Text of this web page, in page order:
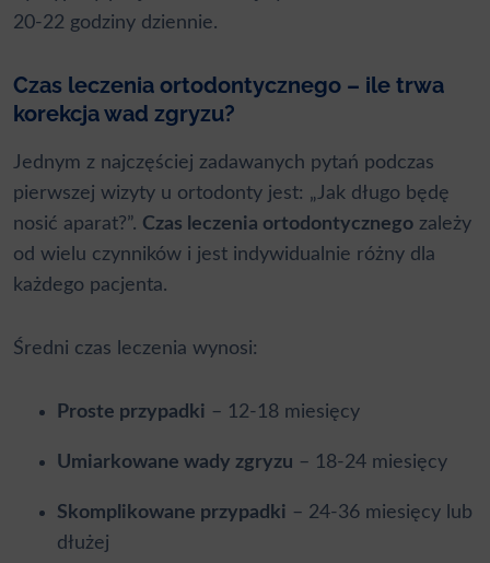
20-22 godziny dziennie.
Czas leczenia ortodontycznego – ile trwa
korekcja wad zgryzu?
Jednym z najczęściej zadawanych pytań podczas
pierwszej wizyty u ortodonty jest: „Jak długo będę
nosić aparat?”. Czas leczenia ortodontycznego zależy
od wielu czynników i jest indywidualnie różny dla
każdego pacjenta.
Średni czas leczenia wynosi:
Proste przypadki – 12-18 miesięcy
Umiarkowane wady zgryzu – 18-24 miesięcy
Skomplikowane przypadki – 24-36 miesięcy lub
dłużej